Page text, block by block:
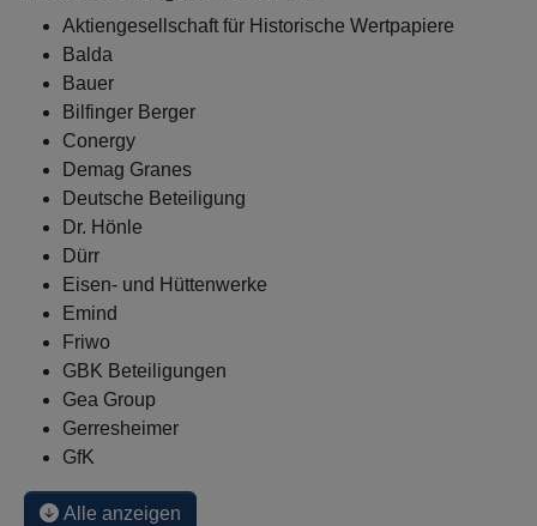
Aktiengesellschaft für Historische Wertpapiere
Balda
Bauer
Bilfinger Berger
Conergy
Demag Granes
Deutsche Beteiligung
Dr. Hönle
Dürr
Eisen- und Hüttenwerke
Emind
Friwo
GBK Beteiligungen
Gea Group
Gerresheimer
GfK
Alle anzeigen